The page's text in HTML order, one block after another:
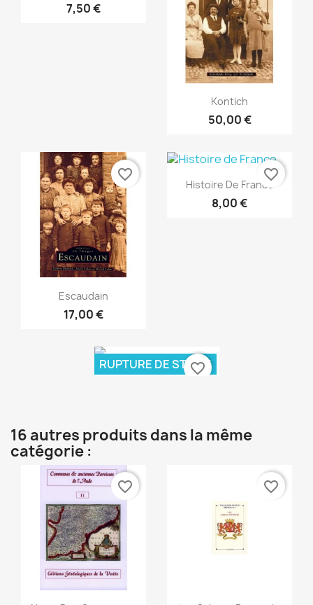
7,50 €
Aperçu rapide
Kontich
50,00 €
Aperçu rapide
Escaudain
17,00 €
favorite_border Aperçu rapide
Histoire De France
8,00 €
favorite_border
Aperçu rapide
RUPTURE DE STOCK
favorite_border
16 autres produits dans la même
catégorie :
favorite_border favorite_border